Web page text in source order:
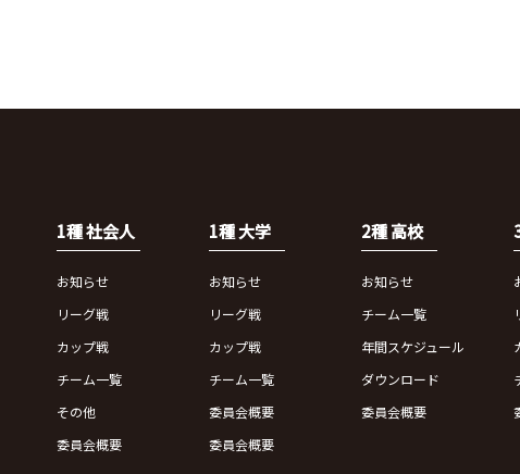
1種 社会人
お知らせ
リーグ戦
カップ戦
チーム一覧
その他
委員会概要
1種 大学
お知らせ
リーグ戦
カップ戦
チーム一覧
委員会概要
委員会概要
2種 高校
お知らせ
チーム一覧
年間スケジュール
ダウンロード
委員会概要